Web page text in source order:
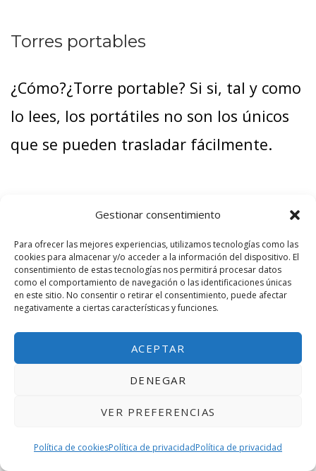
Gestionar consentimiento
Para ofrecer las mejores experiencias, utilizamos tecnologías como las
cookies para almacenar y/o acceder a la información del dispositivo. El
consentimiento de estas tecnologías nos permitirá procesar datos
como el comportamiento de navegación o las identificaciones únicas
en este sitio. No consentir o retirar el consentimiento, puede afectar
negativamente a ciertas características y funciones.
ACEPTAR
DENEGAR
VER PREFERENCIAS
Política de cookiesPolítica de privacidadPolítica de privacidad
Torres portables
¿Cómo?¿Torre portable? Si si, tal y como
lo lees, los portátiles no son los únicos
que se pueden trasladar fácilmente.
una de las más pequeñas: “El mini PC”.
Este en concreto, es lo que se conocería
coloquialmente como “pequeño pero
matón”. Y es que es un PC que ofrece
igual que un PC normal pero en